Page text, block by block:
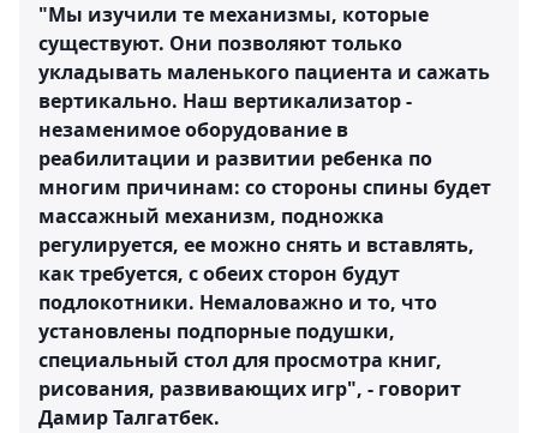
"Мы изучили те механизмы, которые
существуют. Они позволяют только
укладывать маленького пациента и сажать
вертикально. Наш вертикализатор -
незаменимое оборудование в
реабилитации и развитии ребенка по
многим причинам: со стороны спины будет
массажный механизм, подножка
регулируется, ее можно снять и вставлять,
как требуется, с обеих сторон будут
подлокотники. Немаловажно и то, что
установлены подпорные подушки,
специальный стол для просмотра книг,
рисования, развивающих игр", - говорит
Дамир Талгатбек.